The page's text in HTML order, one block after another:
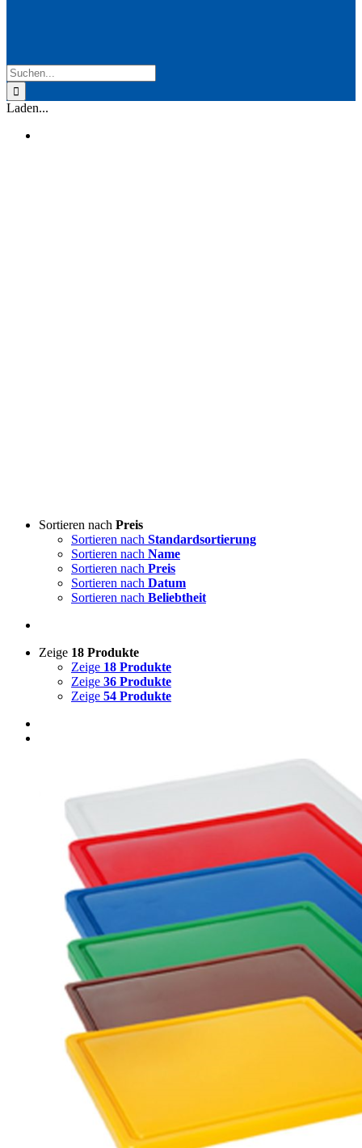
Suche
nach:
Laden...
Sortieren nach Preis
Sortieren nach Standardsortierung
Sortieren nach Name
Sortieren nach Preis
Sortieren nach Datum
Sortieren nach Beliebtheit
Zeige 18 Produkte
Zeige 18 Produkte
Zeige 36 Produkte
Zeige 54 Produkte